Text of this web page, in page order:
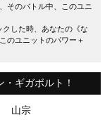
そのバトル中、このユニ
クした時、あなたの《な
のユニットのパワー＋
ギガボルト！
山宗